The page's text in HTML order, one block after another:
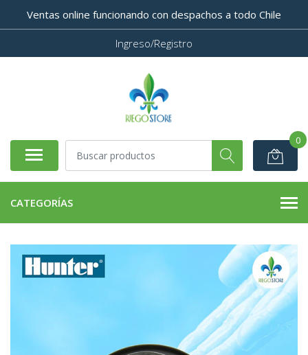
Ventas online funcionando con despachos a todo Chile
Ingreso/Registro
0
CATEGORÍAS